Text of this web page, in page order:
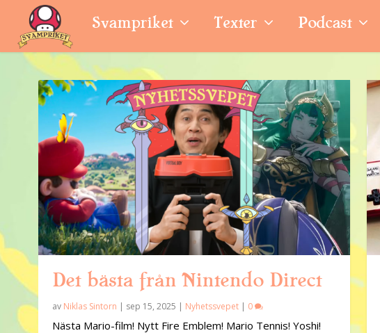
Svampriket Texter Podcast
Det bästa från Nintendo Direct
av Niklas Sintorn | sep 15, 2025 | Nyhetssvepet | 0
Nästa Mario-film! Nytt Fire Emblem! Mario Tennis! Yoshi!